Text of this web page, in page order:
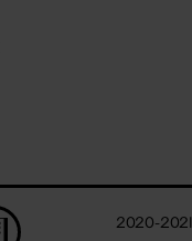
2020-2021